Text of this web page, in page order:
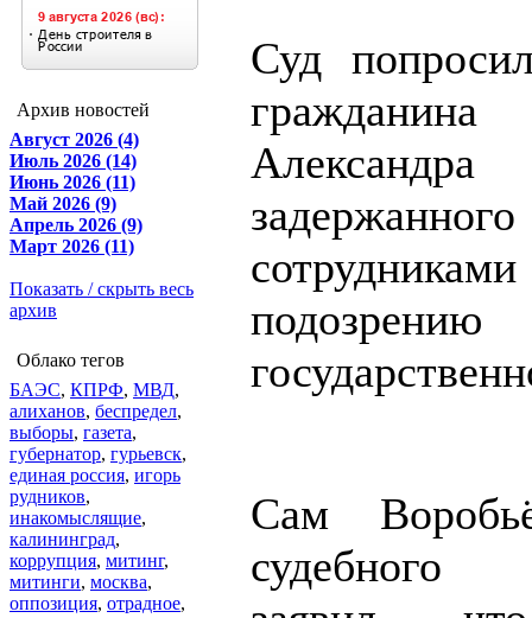
Архив новостей
Август 2026 (4)
Июль 2026 (14)
Июнь 2026 (11)
Май 2026 (9)
Апрель 2026 (9)
Март 2026 (11)
Показать / скрыть весь
архив
Облако тегов
БАЭС, КПРФ, МВД,
алиханов, беспредел,
выборы, газета,
губернатор, гурьевск,
единая россия, игорь
рудников,
инакомыслящие,
калининград,
коррупция, митинг,
митинги, москва,
оппозиция, отрадное,
Суд
Александра
Сам
судебного